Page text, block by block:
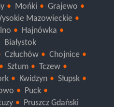
Ustrzyki Dolne
Mońki
Grajewo
Mazowieckie
Hajnówka
Białystok
Człuchów
Chojnice
Sztum
Tczew
Kwidzyn
Puck